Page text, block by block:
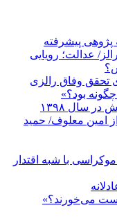
پژوهی پیشرفته
عدالت؛ رویایی
وفاق رالزی
بود؟»
سال ۱۳۹۸
امین معلوف/ حمید
با شبه اقتدار
می‌خورند؟»